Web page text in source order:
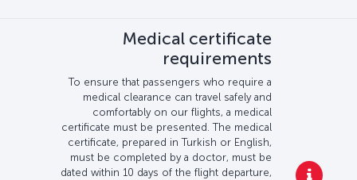
Medical certificate
requirements
To ensure that passengers who require a
medical clearance can travel safely and
comfortably on our flights, a medical
certificate must be presented. The medical
certificate, prepared in Turkish or English,
must be completed by a doctor, must be
dated within 10 days of the flight departure,